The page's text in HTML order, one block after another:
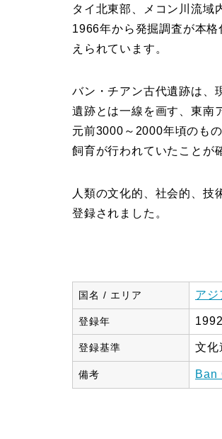
タイ北東部、メコン川流域
1966年から発掘調査が本
えられています。
バン・チアン古代遺跡は、
遺跡とは一線を画す、東南
元前3000～2000年頃のも
飼育が行われていたことが
人類の文化的、社会的、技
登録されました。
国名 / エリア アジ
登録年 1992
登録基準 文
備考 Ban